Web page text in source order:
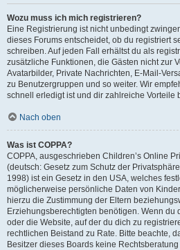
Wozu muss ich mich registrieren?
Eine Registrierung ist nicht unbedingt
dieses Forums entscheidet, ob du registriert
schreiben. Auf jeden Fall erhältst du als
zusätzliche Funktionen, die Gästen nicht zur
Avatarbilder, Private Nachrichten, E-Mail-
zu Benutzergruppen und so weiter. Wir
schnell erledigt ist und dir zahlreiche Vorteile
Nach oben
Was ist COPPA?
COPPA, ausgeschrieben Children’s Online
(deutsch: Gesetz zum Schutz der
1998) ist ein Gesetz in den USA, welches
möglicherweise persönliche Daten von
hierzu die Zustimmung der Eltern
Erziehungsberechtigten benötigen. Wenn du
oder die Website, auf der du dich zu
rechtlichen Beistand zu Rate. Bitte beachte,
Besitzer dieses Boards keine